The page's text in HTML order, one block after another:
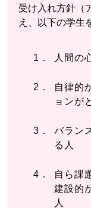
受け入れ方針（
え、以下の学生
人間の
自律的
ョンが
バラン
る人
自ら課
建設的
人